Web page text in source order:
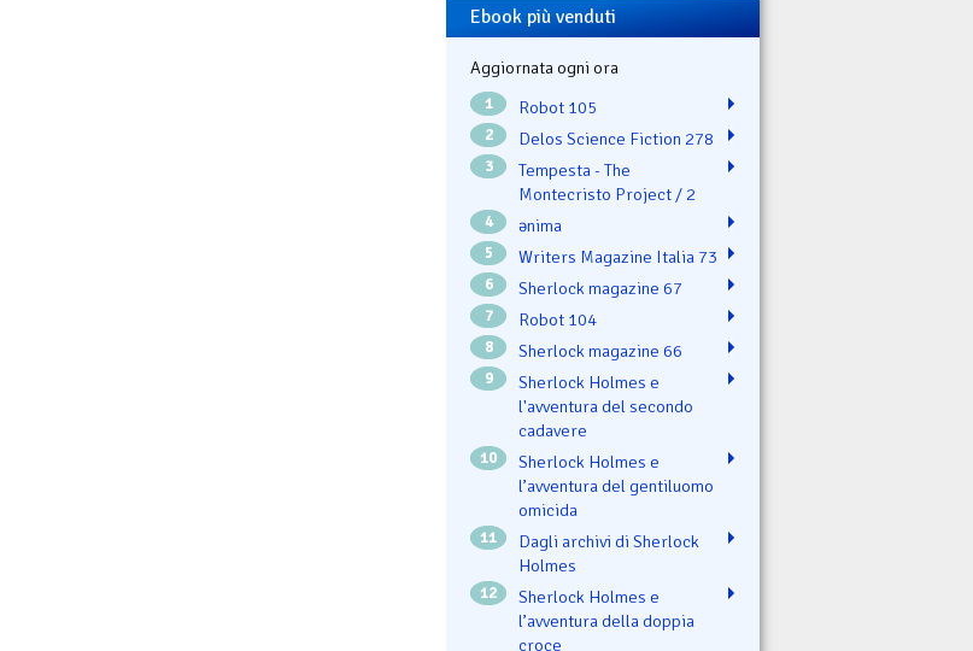
Ebook più venduti
Aggiornata ogni ora
1 Robot 105
2 Delos Science Fiction 278
3
Tempesta - The
Montecristo Project / 2
4 ənima
5 Writers Magazine Italia 73
6 Sherlock magazine 67
7 Robot 104
8 Sherlock magazine 66
9
Sherlock Holmes e
l'avventura del secondo
cadavere
10
Sherlock Holmes e
l’avventura del gentiluomo
omicida
11
Dagli archivi di Sherlock
Holmes
12
Sherlock Holmes e
l’avventura della doppia
croce